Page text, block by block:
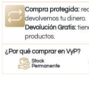
Compra protegida:
devolvemos tu dinero.
Devolución Gratis:
productos.
¿Por qué comprar en VyP?
Stock
Permanente